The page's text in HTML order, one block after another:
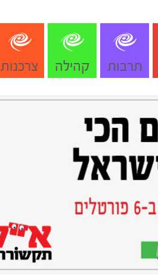
תרבות קהילה צרכנות